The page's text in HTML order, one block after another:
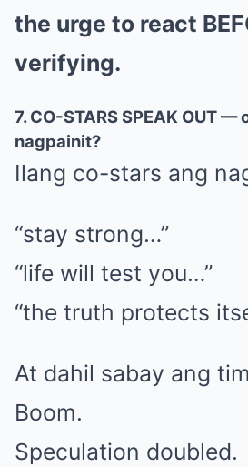
the urge to react
verifying.
7. CO-STARS SPEAK OUT —
nagpainit?
Ilang co-stars ang
“stay strong…”
“life will test you…”
“the truth protects
At dahil sabay ang
Boom.
Speculation doubled.